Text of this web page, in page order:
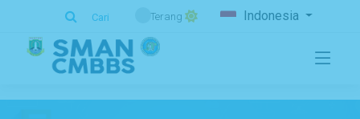
Cari Terang Indonesia